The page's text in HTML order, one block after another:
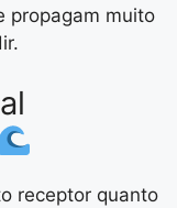
propagam muito
receptor quanto